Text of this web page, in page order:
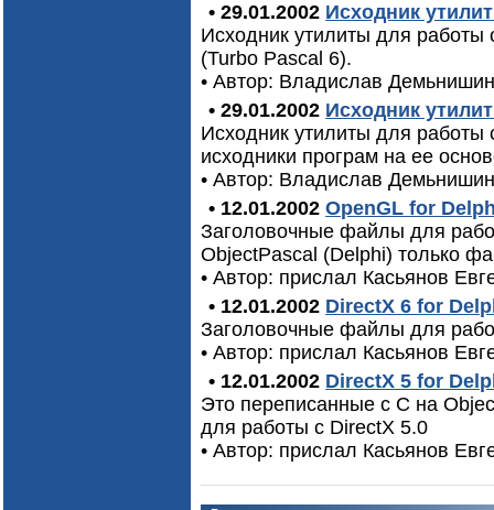
• 29.01.2002 Исходник
Исходник утилиты для работы
(Turbo Pascal 6).
• Автор: Владислав
• 29.01.2002 Исходник
Исходник утилиты для работы
исходники програм на ее
• Автор: Владислав
• 12.01.2002 OpenGL for
Заголовочные файлы для
ObjectPascal (Delphi) только
• Автор: прислал Касьянов
• 12.01.2002 DirectX 6 for
Заголовочные файлы для
• Автор: прислал Касьянов
• 12.01.2002 DirectX 5 for
Это переписанные с C на
для работы с DirectX 5.0
• Автор: прислал Касьянов